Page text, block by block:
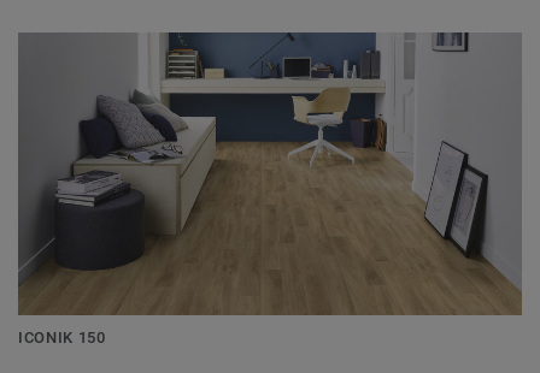
ICONIK 150